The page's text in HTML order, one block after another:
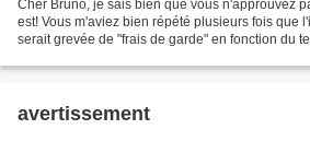
Cher Bruno, je sais bien que vous n'approuvez
est! Vous m'aviez bien répété plusieurs fois que
serait grevée de "frais de garde" en fonction du
avertissement